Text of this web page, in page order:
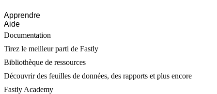
Apprendre
Aide
Documentation
Tirez le meilleur parti de Fastly
Bibliothèque de ressources
Découvrir des feuilles de données, des rapports et plus encore
Fastly Academy